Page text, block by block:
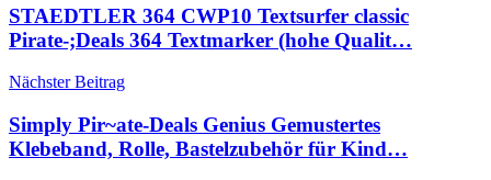
STAEDTLER 364 CWP10 Textsurfer classic
Pirate-;Deals 364 Textmarker (hohe Qualit…
Nächster Beitrag
Simply Pir~ate-Deals Genius Gemustertes
Klebeband, Rolle, Bastelzubehör für Kind…